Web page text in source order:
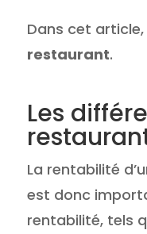
Dans cet
restaurant.
Les
La rentabilité
est donc
rentabilité, tels